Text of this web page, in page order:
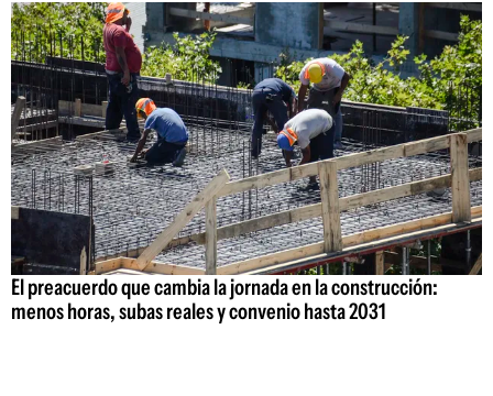
El preacuerdo que cambia la jornada en la construcción:
menos horas, subas reales y convenio hasta 2031